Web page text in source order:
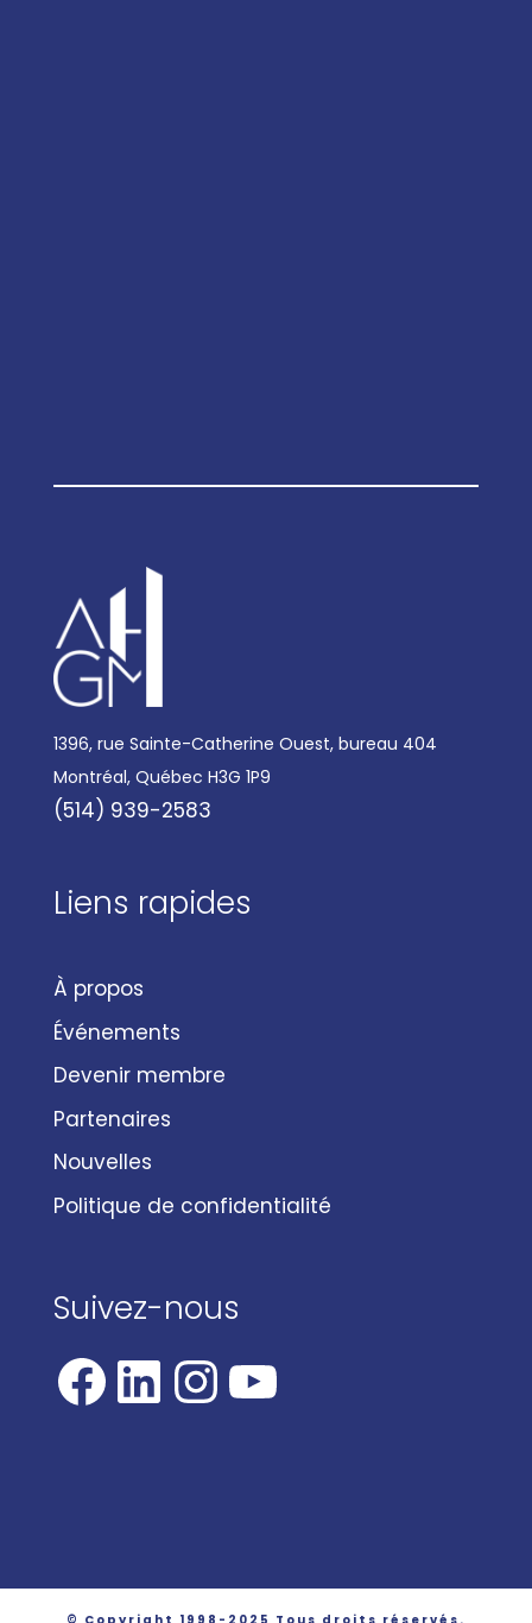
1396, rue Sainte-Catherine Ouest, bureau 404
Montréal, Québec H3G 1P9
(514) 939-2583
Liens rapides
À propos
Événements
Devenir membre
Partenaires
Nouvelles
Politique de confidentialité
Suivez-nous
Facebook LinkedIn Instagram YouTube